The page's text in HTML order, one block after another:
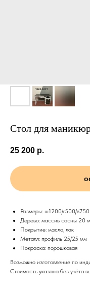
Стол для
25 200 р.
Размеры: ш1200/г500/
Дерево: массив сосны 20
Покрытие: масло, лак
Металл: профиль 25/25 мм
Покраска: порошковая
Возможно изготовление по
Стоимость указана без учёта